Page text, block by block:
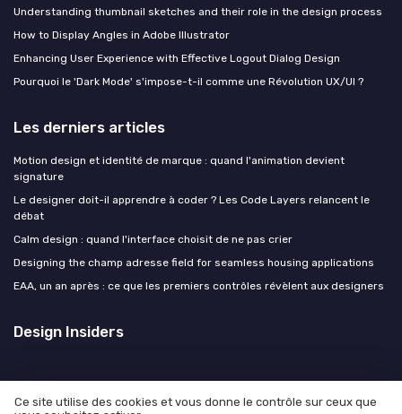
Understanding thumbnail sketches and their role in the design process
How to Display Angles in Adobe Illustrator
Enhancing User Experience with Effective Logout Dialog Design
Pourquoi le 'Dark Mode' s'impose-t-il comme une Révolution UX/UI ?
Les derniers articles
Motion design et identité de marque : quand l'animation devient
signature
Le designer doit-il apprendre à coder ? Les Code Layers relancent le
débat
Calm design : quand l'interface choisit de ne pas crier
Designing the champ adresse field for seamless housing applications
EAA, un an après : ce que les premiers contrôles révèlent aux designers
Design Insiders
Ce site utilise des cookies et vous donne le contrôle sur ceux que